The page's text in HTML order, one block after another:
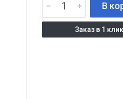
В
Заказ в 1 клик